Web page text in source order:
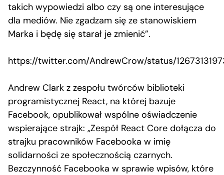
takich wypowiedzi albo czy są one interesujące
dla mediów. Nie zgadzam się ze stanowiskiem
Marka i będę się starał je zmienić”.
https://twitter.com/AndrewCrow/status/
Andrew Clark z zespołu twórców biblioteki
programistycznej React, na której bazuje
Facebook, opublikował wspólne oświadczenie
wspierające strajk: „Zespół React Core dołącza do
strajku pracowników Facebooka w imię
solidarności ze społecznością czarnych.
Bezczynność Facebooka w sprawie wpisów, które